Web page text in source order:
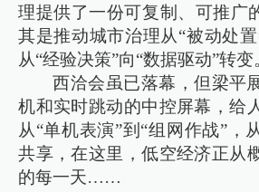
理提供了一份可复制、可推广
其是推动城市治理从“被动处置
从“经验决策”向“数据驱动”转变
西洽会虽已落幕，但梁平
机和实时跳动的中控屏幕，给
从“单机表演”到“组网作战”，
共享，在这里，低空经济正从
的每一天……